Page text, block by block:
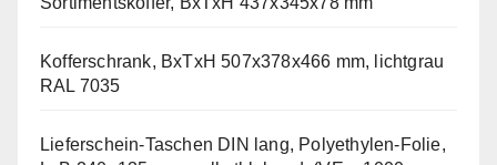
Kofferschrank, BxTxH 507x378x466 mm, lichtgrau
RAL 7035
Lieferschein-Taschen DIN lang, Polyethylen-Folie,